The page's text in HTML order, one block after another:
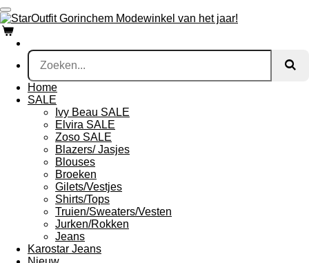
Ga
direct
naar
de
hoofdinhoud
Home
SALE
Ivy Beau SALE
Elvira SALE
Zoso SALE
Blazers/ Jasjes
Blouses
Broeken
Gilets/Vestjes
Shirts/Tops
Truien/Sweaters/Vesten
Jurken/Rokken
Jeans
Karostar Jeans